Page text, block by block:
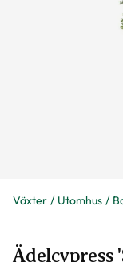
Växter Utomhus
Ädelcypress